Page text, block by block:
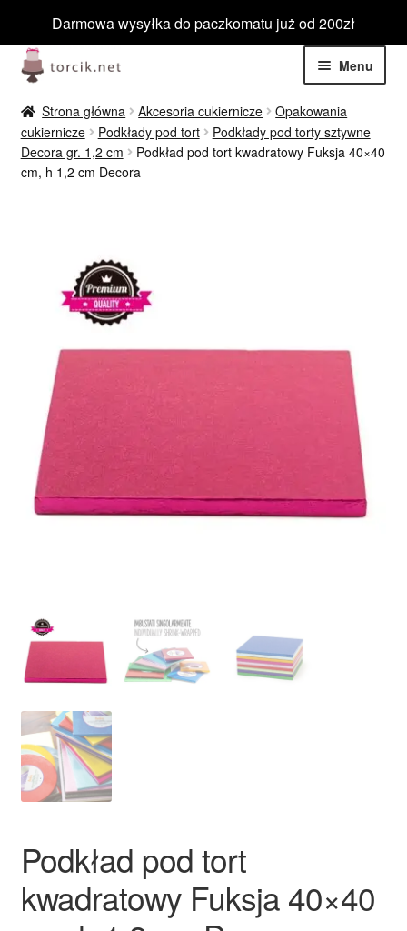
Darmowa wysyłka do paczkomatu już od 200zł
Przejdź
do
nawigacji
Przejdź
do
treści
Menu
Jadalne
menu
Niejadalne
Rozwiń
Wyprzedaż
Nowości
Ozdoby na tort weselny
Strona główna Akcesoria cukiernicze
Opakowania
cukiernicze
Podkłady pod tort
Podkłady pod torty sztywne
Decora gr. 1,2 cm
Podkład pod tort kwadratowy Fuksja 40×40
cm, h 1,2 cm Decora
Podkład pod tort
kwadratowy Fuksja 40×40